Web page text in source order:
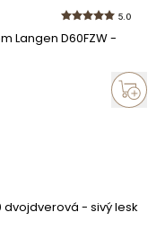
5.0
Langen D60FZW -
dvojdverová - sivý lesk